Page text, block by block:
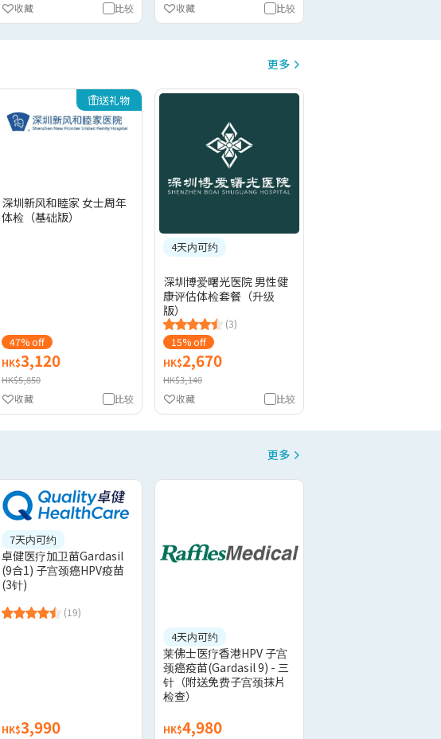
比较
收藏 比较
收藏
更多
送礼物
深圳新风和睦家 女士周年
体检（基础版）
47% off
HK$3,120
HK$5,850
比较
收藏
4天内可约
深圳博爱曙光医院 男性健
康评估体检套餐（升级
版）
(3)
15% off
HK$2,670
HK$3,140
比较
收藏
更多
7天内可约
卓健医疗加卫苗Gardasil
(9合1) 子宫颈癌HPV疫苗
(3针)
(19)
HK$3,990
4天内可约
莱佛士医疗香港HPV 子宫
颈癌疫苗(Gardasil 9) - 三
针（附送免费子宫颈抹片
检查）
HK$4,980